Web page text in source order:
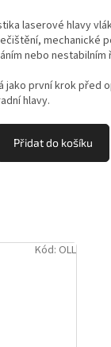
laserové hlavy
mechanické
nebo
jako první krok před
hlavy.
Přidat do košíku
Kód: OLL